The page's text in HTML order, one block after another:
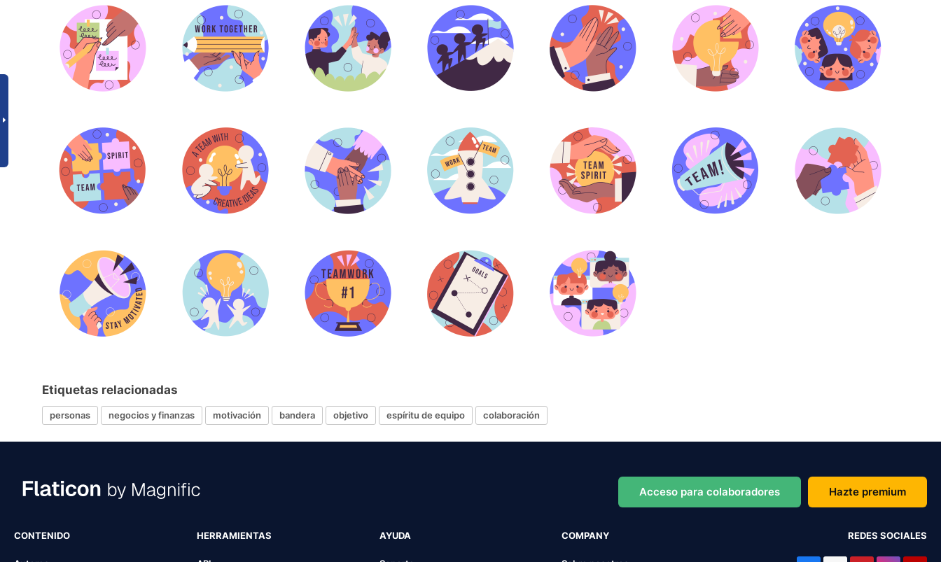
Etiquetas relacionadas
personas negocios y finanzas motivación bandera objetivo espíritu de equipo colaboración
Acceso para colaboradores Hazte premium
CONTENIDO HERRAMIENTAS AYUDA COMPANY REDES SOCIALES